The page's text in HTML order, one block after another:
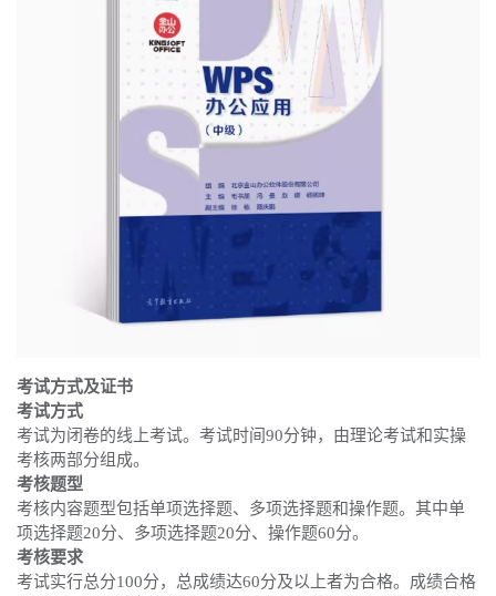
考试方式及证书
考试方式
考试为闭卷的线上考试。考试时间90分钟，由理论考试和实操
考核两部分组成。
考核题型
考核内容题型包括单项选择题、多项选择题和操作题。其中单
项选择题20分、多项选择题20分、操作题60分。
考核要求
考试实行总分100分，总成绩达60分及以上者为合格。成绩合格